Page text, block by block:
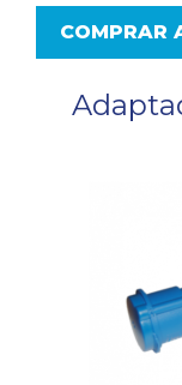
COMPRAR